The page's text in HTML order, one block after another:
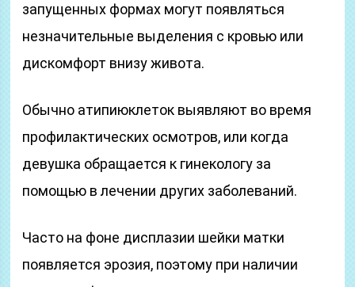
запущенных формах могут появляться
незначительные выделения с кровью или
дискомфорт внизу живота.
Обычно атипиюклеток выявляют во время
профилактических осмотров, или когда
девушка обращается к гинекологу за
помощью в лечении других заболеваний.
Часто на фоне дисплазии шейки матки
появляется эрозия, поэтому при наличии